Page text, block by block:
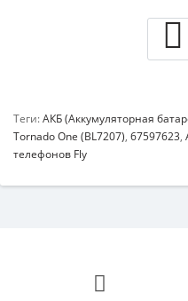
Теги:АКБ (Аккумуляторная
Tornado One (BL7207), 67597623,
телефонов Fly